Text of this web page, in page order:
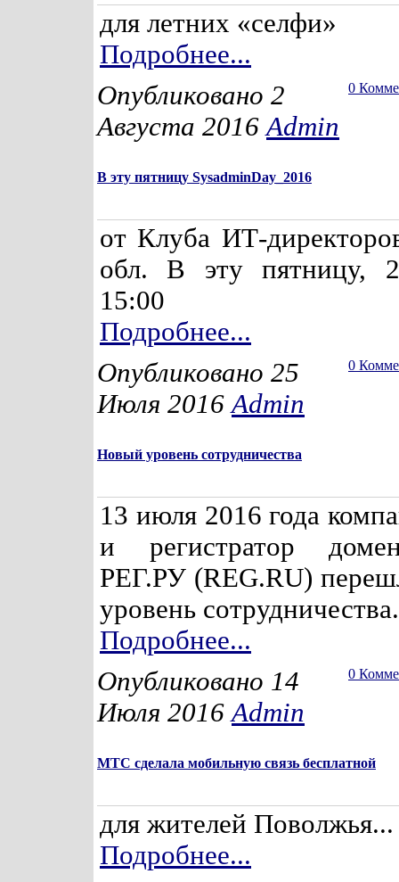
для летних «селфи»
Подробнее...
0
Опубликовано 2
Августа 2016Admin
В эту пятницу SysadminDay_2016
от Клуба ИТ-
обл. В эту пятницу,
15:00
Подробнее...
0
Опубликовано 25
Июля 2016Admin
Новый уровень сотрудничества
13 июля 2016 года
и регистратор
РЕГ.РУ (REG.RU)
уровень сотрудничества.
Подробнее...
0
Опубликовано 14
Июля 2016Admin
МТС сделала мобильную связь бесплатной
для жителей Поволжья...
Подробнее...